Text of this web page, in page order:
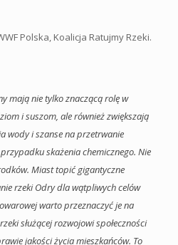
Polska, Koalicja Ratujmy Rzeki.
mają nie tylko znaczącą rolę w
i suszom, ale również zwiększają
wody i szanse na przetrwanie
skażenia chemicznego. Nie
Miast topić gigantyczne
rzeki Odry dla wątpliwych celów
warto przeznaczyć je na
służącej rozwojowi społeczności
jakości życia mieszkańców. To